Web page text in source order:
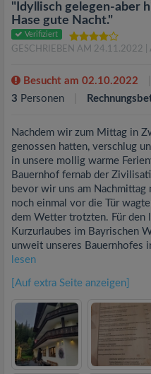
"Idyllisch gelegen-aber
Hase gute Nacht."
Verifiziert
GESCHRIEBEN AM 24.11.2022
Besucht am 02.10.2022
3 Personen
Nachdem wir zum Mittag in
genossen hatten, verschlug
in unsere mollig warme
Bauernhof fernab der
bevor wir uns am
noch einmal vor die Tür
dem Wetter trotzten. Für den
Kurzurlaubes im Bayrischen
unweit unseres Bauernhofes
lesen
[Auf extra Seite anzeigen]